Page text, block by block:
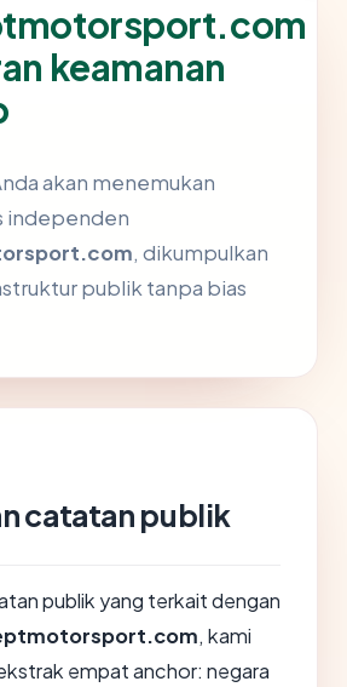
keamanan
akan menemukan
independen
, dikumpulkan
publik tanpa bias
catatan publik
publik yang terkait dengan
, kami
empat anchor: negara